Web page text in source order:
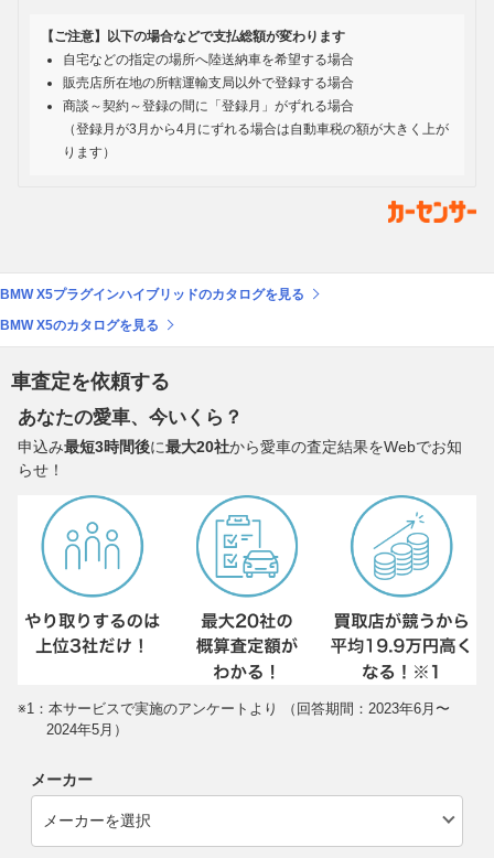
【ご注意】以下の場合などで支払総額が変わります
自宅などの指定の場所へ陸送納車を希望する場合
販売店所在地の所轄運輸支局以外で登録する場合
商談～契約～登録の間に「登録月」がずれる場合
（登録月が3月から4月にずれる場合は自動車税の額が大きく上が
ります）
BMW X5プラグインハイブリッドのカタログを見る
BMW X5のカタログを見る
車査定を依頼する
あなたの愛車、今いくら？
申込み最短3時間後に最大20社から愛車の査定結果をWebでお知
らせ！
※1：本サービスで実施のアンケートより （回答期間：2023年6月〜
2024年5月）
メーカー